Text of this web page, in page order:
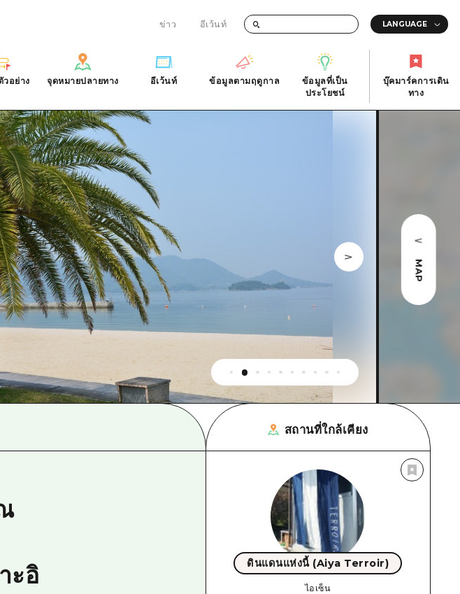
ข่าว อีเว้นท์
ประสบการณ์ / ในการเรียนรู้
มาตรฐาน
ประวัติศาสตร์ / วัฒนธรรม
การรักษา
ธรรมชาติ
วอย่าง
บริเวณรอบเมืองฮิโรชิม่า
อากิ
บิงโก
บิโฮค
เกโฮค
บริเวณรอบๆ มิยาจิมะ
ยามากุจิตะวันออก
จุดหมายปลายทาง
รายการ
บริเวณรอบเมืองฮิโรชิม่า
อากิ
บิงโก
บิโฮคุ
เกโฮคุ
บริเวณรอบๆ มิยาจิมะ
ยามากุจิตะวันออก
อีเว้นท์
ข้อมูลตามฤดูกาล
ข้อมูลที่เป็น
ประโยชน์
ก
ฮิโรชิมะโอโมะเตะนะชิ
ฮิโรชิม่า ฟรี Wi-Fi
TRAVELPAL International
ไกด์อาสาสมัครไ
วิดีโอฮิโรชิม่า
บุ๊คมาร์คการเดิน
ทาง
ดาวน์โหลดรูปภาพ
ข้อมูลการขนส่งระหว่างเกิดภัยพิบัติ
MAP
ะอิ
สถานที่ใกล้เคียง
ดินแดนแห่งนี้ (Aiya Terroir)
ไอเซ็น